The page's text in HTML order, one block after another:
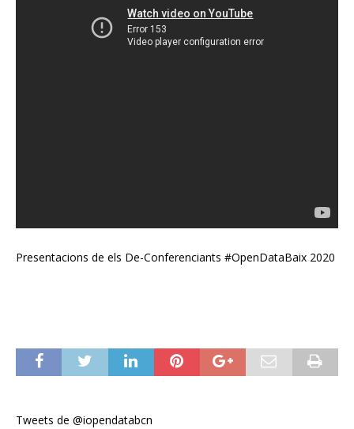
Presentacions de els De-Conferenciants #OpenDataBaix 2020
Tweets de @iopendatabcn